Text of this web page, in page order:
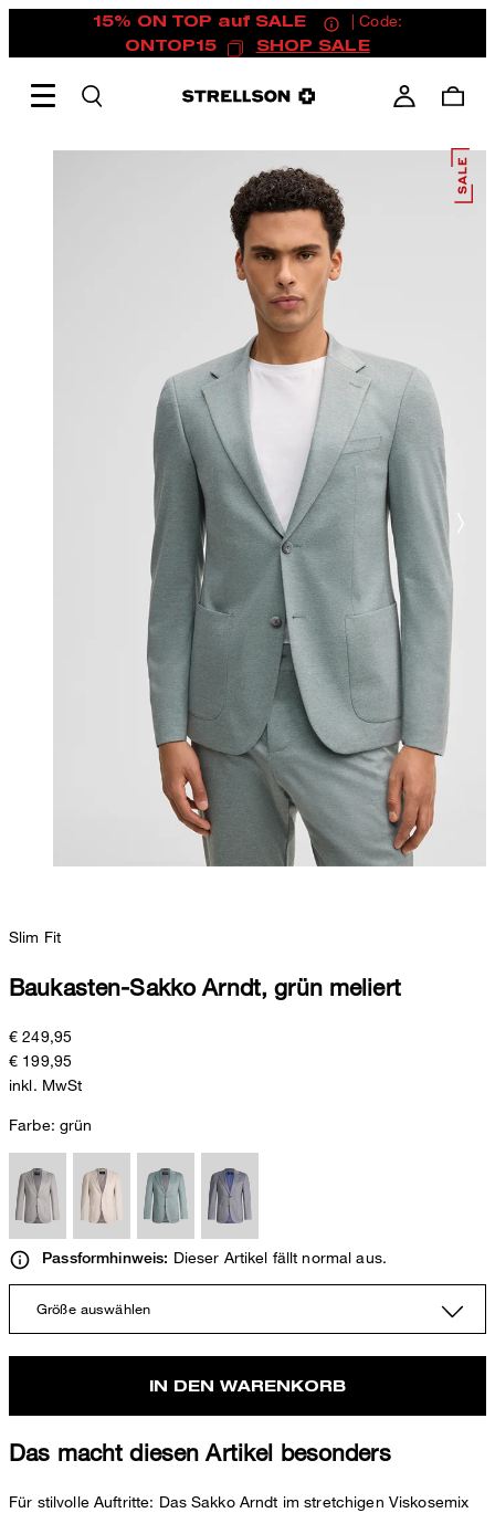
15% ON TOP auf SALE
| Code:
ONTOP15
SHOP SALE
Slim Fit
Baukasten-Sakko Arndt, grün meliert
€ 249,95
€ 199,95
inkl. MwSt
Farbe: grün
Passformhinweis: Dieser Artikel fällt normal aus.
Größe auswählen
IN DEN WARENKORB
Das macht diesen Artikel besonders
Für stilvolle Auftritte: Das Sakko Arndt im stretchigen Viskosemix